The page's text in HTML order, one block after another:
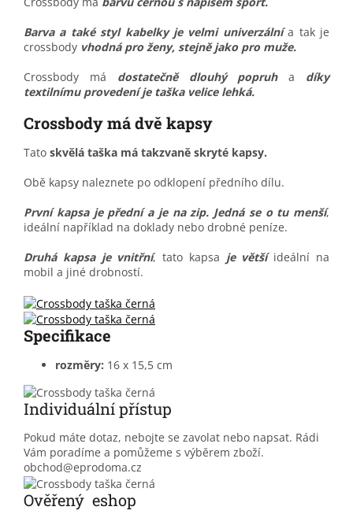
Barva a také styl kabelky je velmi univerzálnía tak je
crossbody vhodná pro ženy, stejně jako pro muže.
Crossbody má dostatečně dlouhý popruha díky
textilnímu provedení je taška velice lehká.
Crossbody má dvě kapsy
Tato skvělá taška má takzvaně skryté kapsy.
Obě kapsy naleznete po odklopení předního dílu.
První kapsa je přední a je na zip. Jedná se o tu menší,
ideální například na doklady nebo drobné peníze.
Druhá kapsa je vnitřní, tato kapsa je většíideální na
mobil a jiné drobností.
Specifikace
rozměry: 16 x 15,5 cm
Individuální přístup
Pokud máte dotaz, nebojte se zavolat nebo napsat. Rádi
Vám poradíme a pomůžeme s výběrem zboží.
obchod@eprodoma.cz
Ověřený eshop